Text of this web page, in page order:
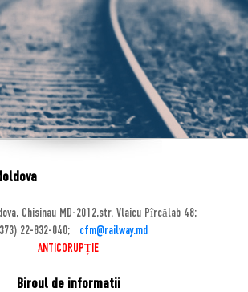
Chisinau MD-2012,str. Vlaicu Pîrcălab 48;
22-832-040;
cfm@railway.md
ANTICORUPȚIE
Biroul de informatii